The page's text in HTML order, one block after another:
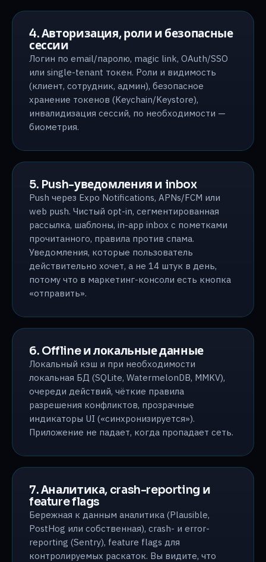
4. Авторизация, роли и безопасные
сессии
Логин по email/паролю, magic link, OAuth/SSO
или single-tenant токен. Роли и видимость
(клиент, сотрудник, админ), безопасное
хранение токенов (Keychain/Keystore),
инвалидизация сессий, по необходимости —
биометрия.
5. Push-уведомления и inbox
Push через Expo Notifications, APNs/FCM или
web push. Чистый opt-in, сегментированная
рассылка, шаблоны, in-app inbox с пометками
прочитанного, правила против спама.
Уведомления, которые пользователь
действительно хочет, а не 14 штук в день,
потому что в маркетинг-консоли есть кнопка
«отправить».
6. Offline и локальные данные
Локальный кэш и при необходимости
локальная БД (SQLite, WatermelonDB, MMKV),
очереди действий, чёткие правила
разрешения конфликтов, прозрачные
индикаторы UI («синхронизируется»).
Приложение не падает, когда пропадает сеть.
7. Аналитика, crash-reporting и
feature flags
Бережная к данным аналитика (Plausible,
PostHog или собственная), crash- и error-
reporting (Sentry), feature flags для
контролируемых раскаток. Вы видите, что